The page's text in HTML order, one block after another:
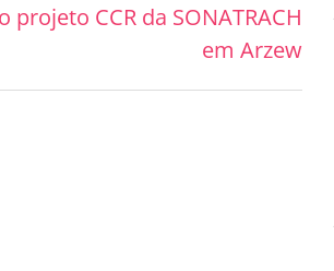
CCR da SONATRACH
em Arzew